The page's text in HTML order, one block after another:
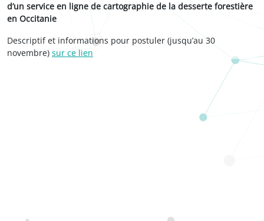
d’un service en ligne de cartographie de la desserte forestière
en Occitanie
Descriptif et informations pour postuler (jusqu’au 30
novembre) sur ce lien